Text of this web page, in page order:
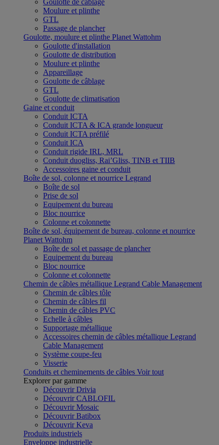
Goulotte de câblage
Moulure et plinthe
GTL
Passage de plancher
Goulotte, moulure et plinthe Planet Wattohm
Goulotte d'installation
Goulotte de distribution
Moulure et plinthe
Appareillage
Goulotte de câblage
GTL
Goulotte de climatisation
Gaine et conduit
Conduit ICTA
Conduit ICTA & ICA grande longueur
Conduit ICTA préfilé
Conduit ICA
Conduit rigide IRL, MRL
Conduit duogliss, Rai’Gliss, TINB et TIIB
Accessoires gaine et conduit
Boîte de sol, colonne et nourrice Legrand
Boîte de sol
Prise de sol
Equipement du bureau
Bloc nourrice
Colonne et colonnette
Boîte de sol, équipement de bureau, colonne et nourrice
Planet Wattohm
Boîte de sol et passage de plancher
Equipement du bureau
Bloc nourrice
Colonne et colonnette
Chemin de câbles métallique Legrand Cable Management
Chemin de câbles tôle
Chemin de câbles fil
Chemin de câbles PVC
Echelle à câbles
Supportage métallique
Accessoires chemin de câbles métallique Legrand
Cable Management
Système coupe-feu
Visserie
Conduits et cheminements de câbles Voir tout
Explorer par gamme
Découvrir Drivia
Découvrir CABLOFIL
Découvrir Mosaic
Découvrir Batibox
Découvrir Keva
Produits industriels
Enveloppe industrielle